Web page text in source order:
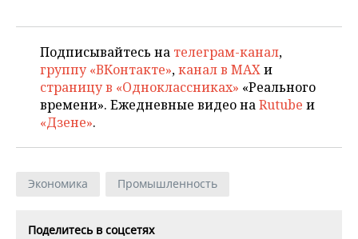
Подписывайтесь на телеграм-канал,
группу «ВКонтакте»,канал в MAXи
страницу в «Одноклассниках» «Реального
времени». Ежедневные видео наRutube и
«Дзене».
Экономика Промышленность
Поделитесь в соцсетях